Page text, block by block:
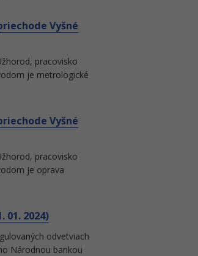
Vyšné
pracovisko
je metrologické
Vyšné
pracovisko
je oprava
2024)
odvetviach
Národnou bankou